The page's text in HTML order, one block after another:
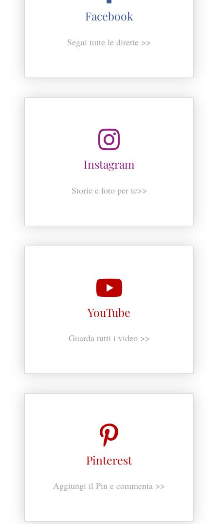
Facebook
Segui tutte le dirette >>
Instagram
Storie e foto per te>>
YouTube
Guarda tutti i video >>
Pinterest
Aggiungi il Pin e commenta >>